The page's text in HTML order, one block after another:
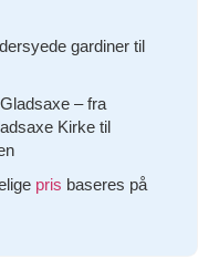
gardiner til
– fra
Kirke til
pris baseres på